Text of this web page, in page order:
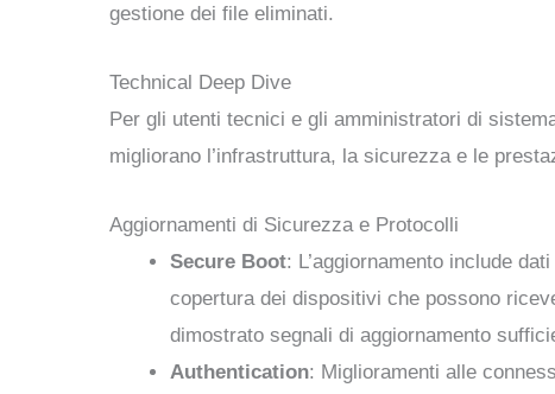
gestione dei file eliminati.
Technical Deep Dive
Per gli utenti tecnici e gli amministratori di
migliorano l’infrastruttura, la sicurezza e le
Aggiornamenti di Sicurezza e Protocolli
Secure Boot: L’aggiornamento include
copertura dei dispositivi che possono
dimostrato segnali di aggiornamento
Authentication: Miglioramenti alle